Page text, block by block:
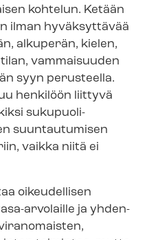
kohtelun. Ketään
ilman hyväksyttävää
alkuperän, kielen,
vammaisuuden
syyn perusteella.
henkilöön liittyvä
sukupuoli-​
suuntautumisen
vaikka niitä ei
oikeudellisen
arvolaille ja yh­den­